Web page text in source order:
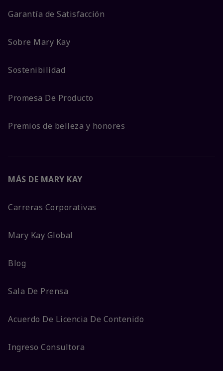
Garantía de Satisfacción
Sobre Mary Kay
Sostenibilidad
Promesa De Producto
Premios de belleza y honores
MÁS DE MARY KAY
Carreras Corporativas
Mary Kay Global
Blog
Sala De Prensa
Acuerdo De Licencia De Contenido
Ingreso Consultora